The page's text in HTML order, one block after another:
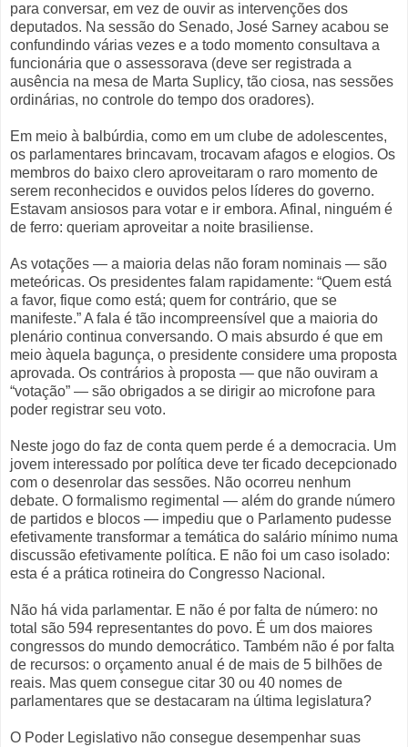
para conversar, em vez de ouvir as intervenções dos
deputados. Na sessão do Senado, José Sarney acabou se
confundindo várias vezes e a todo momento consultava a
funcionária que o assessorava (deve ser registrada a
ausência na mesa de Marta Suplicy, tão ciosa, nas sessões
ordinárias, no controle do tempo dos oradores).
Em meio à balbúrdia, como em um clube de adolescentes,
os parlamentares brincavam, trocavam afagos e elogios. Os
membros do baixo clero aproveitaram o raro momento de
serem reconhecidos e ouvidos pelos líderes do governo.
Estavam ansiosos para votar e ir embora. Afinal, ninguém é
de ferro: queriam aproveitar a noite brasiliense.
As votações — a maioria delas não foram nominais — são
meteóricas. Os presidentes falam rapidamente: “Quem está
a favor, fique como está; quem for contrário, que se
manifeste.” A fala é tão incompreensível que a maioria do
plenário continua conversando. O mais absurdo é que em
meio àquela bagunça, o presidente considere uma proposta
aprovada. Os contrários à proposta — que não ouviram a
“votação” — são obrigados a se dirigir ao microfone para
poder registrar seu voto.
Neste jogo do faz de conta quem perde é a democracia. Um
jovem interessado por política deve ter ficado decepcionado
com o desenrolar das sessões. Não ocorreu nenhum
debate. O formalismo regimental — além do grande número
de partidos e blocos — impediu que o Parlamento pudesse
efetivamente transformar a temática do salário mínimo numa
discussão efetivamente política. E não foi um caso isolado:
esta é a prática rotineira do Congresso Nacional.
Não há vida parlamentar. E não é por falta de número: no
total são 594 representantes do povo. É um dos maiores
congressos do mundo democrático. Também não é por falta
de recursos: o orçamento anual é de mais de 5 bilhões de
reais. Mas quem consegue citar 30 ou 40 nomes de
parlamentares que se destacaram na última legislatura?
O Poder Legislativo não consegue desempenhar suas